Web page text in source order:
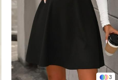
3